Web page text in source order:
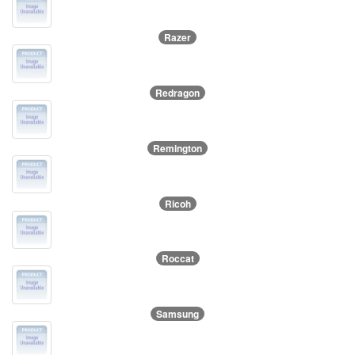
Razer
Redragon
Remington
Ricoh
Roccat
Samsung